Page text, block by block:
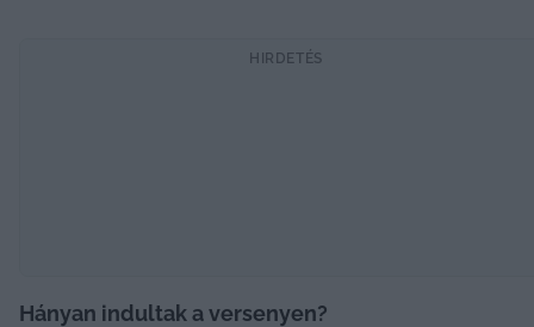
HIRDETÉS
Hányan indultak a versenyen?